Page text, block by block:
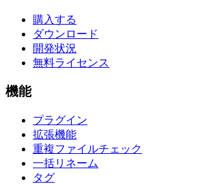
購入する
ダウンロード
開発状況
無料ライセンス
機能
プラグイン
拡張機能
重複ファイルチェック
一括リネーム
タグ